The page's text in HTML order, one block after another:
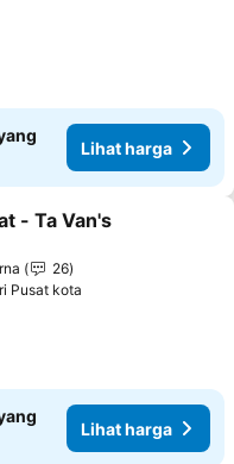
Lihat harga
ke favorit
- Ta Van's
26
Pusat kota
Lihat harga